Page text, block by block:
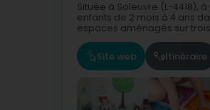
Située à Soleuvre (L-4418),
enfants de 2 mois à 4 ans
espaces aménagés sur
Site web Itinéraire